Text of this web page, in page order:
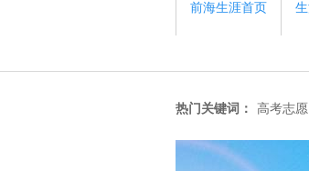
前海生涯首页
热门关键词： 高考志